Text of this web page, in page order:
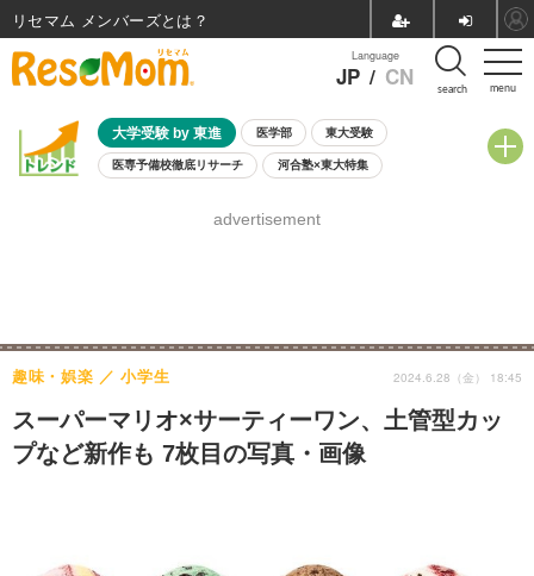
menu
Language
JP / CN search
大学受験 by 東進 医学部 東大受験
医専予備校徹底リサーチ 河合塾×東大特集
8月開催学校説明会・相談会
advertisement
スーパーマリオ×サーティーワン、土管型カッ
プなど新作も 7枚目の写真・画像
趣味・娯楽 小学生 2024.6.28（金） 18:45
リセマム メンバーズ